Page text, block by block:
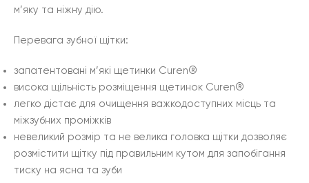
м’яку та ніжну дію.
Перевага зубної щітки:
запатентовані м’які щетинки Curen®
висока щільність розміщення щетинок Curen®
легко дістає для очищення важкодоступних місць та
міжзубних проміжків
невеликий розмір та не велика головка щітки дозволяє
розмістити щітку під правильним кутом для запобігання
тиску на ясна та зуби